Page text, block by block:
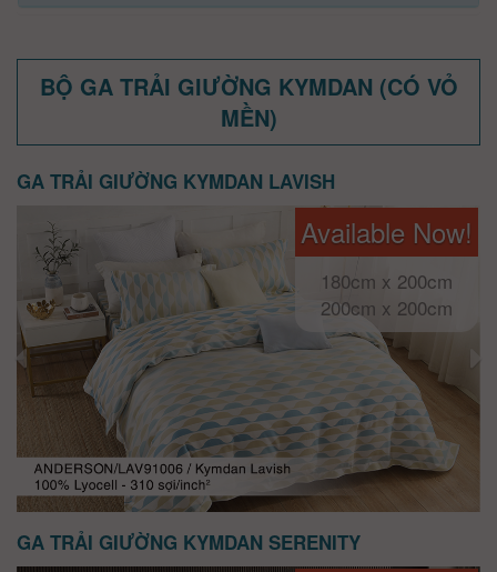
BỘ GA TRẢI GIƯỜNG KYMDAN (CÓ VỎ
MỀN)
GA TRẢI GIƯỜNG KYMDAN LAVISH
Available Now!
180cm x 200cm
200cm x 200cm
GA TRẢI GIƯỜNG KYMDAN SERENITY